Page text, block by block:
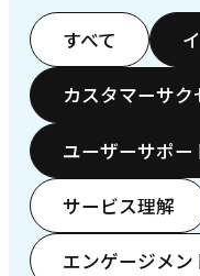
すべて
カスタマーサク
ユーザーサポー
サービス理解
エンゲージメン